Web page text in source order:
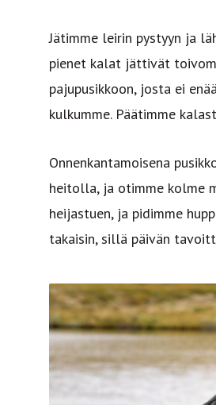
Jätimme leirin pystyyn ja
pienet kalat jättivät
pajupusikkoon, josta ei
kulkumme. Päätimme
Onnenkantamoisena
heitolla, ja otimme kolme
heijastuen, ja pidimme
takaisin, sillä päivän